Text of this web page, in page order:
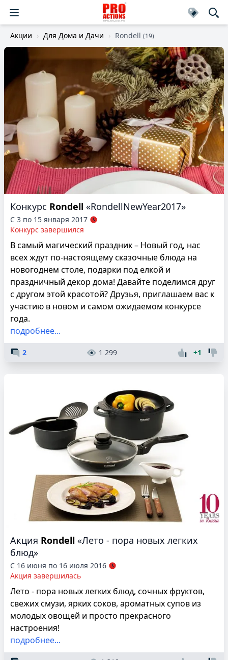
Акции Для Дома и Дачи Rondell (19)
Конкурс Rondell «RondellNewYear2017»
С 3 по 15 января 2017
Конкурс завершился
В самый магический праздник – Новый год, нас
всех ждут по-настоящему сказочные блюда на
новогоднем столе, подарки под елкой и
праздничный декор дома! Давайте поделимся друг
с другом этой красотой? Друзья, приглашаем вас к
участию в новом и самом ожидаемом конкурсе
года.
подробнее...
2 1 299 +1
Акция Rondell «Лето - пора новых легких
блюд»
С 16 июня по 16 июля 2016
Акция завершилась
Лето - пора новых легких блюд, сочных фруктов,
свежих смузи, ярких соков, ароматных супов из
молодых овощей и просто прекрасного
настроения!
подробнее...